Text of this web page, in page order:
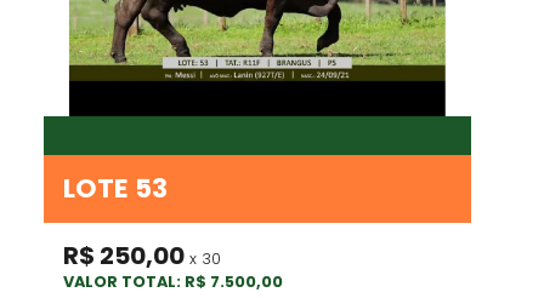
LOTE 53
R$ 250,00 x 30
VALOR TOTAL: R$ 7.500,00